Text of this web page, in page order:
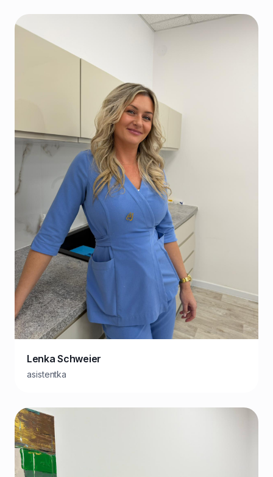
Lenka Schweier
asistentka